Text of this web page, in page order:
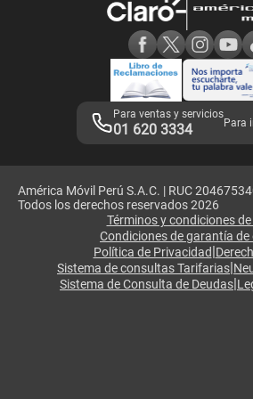
Adquirientes iPhone 6, 6S y SE
Mensaje de Seguridad
Términos y Condiciones de Tienda Claro
Libro de Reclamaciones
Legales de marketplace
Para ventas y servicios
01 620 3334 Para
América Móvil Perú S.A.C. | RUC
Todos los derechos reservados 2026
Términos y condiciones
Condiciones de garantía de
Política de Privacidad|
Sistema de consultas Tarifarias|
Sistema de Consulta de Deudas|